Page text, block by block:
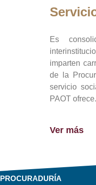
Es
imparten
de la
servicio
PAOT ofrece.
Ver más
PROCURADURÍA